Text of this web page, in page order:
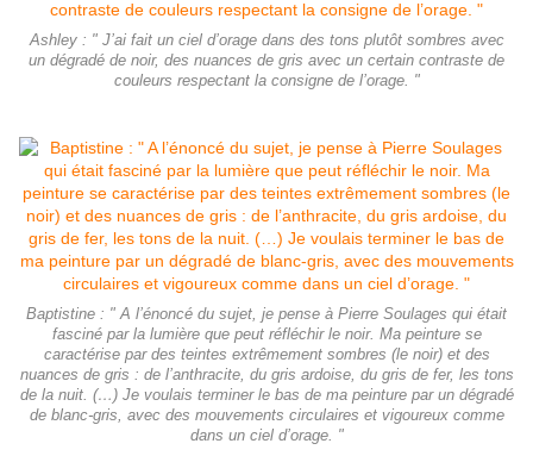
Ashley : " J’ai fait un ciel d’orage dans des tons plutôt sombres avec
un dégradé de noir, des nuances de gris avec un certain contraste de
couleurs respectant la consigne de l’orage. "
Baptistine : " A l’énoncé du sujet, je pense à Pierre Soulages qui était
fasciné par la lumière que peut réfléchir le noir. Ma peinture se
caractérise par des teintes extrêmement sombres (le noir) et des
nuances de gris : de l’anthracite, du gris ardoise, du gris de fer, les tons
de la nuit. (…) Je voulais terminer le bas de ma peinture par un dégradé
de blanc-gris, avec des mouvements circulaires et vigoureux comme
dans un ciel d’orage. "